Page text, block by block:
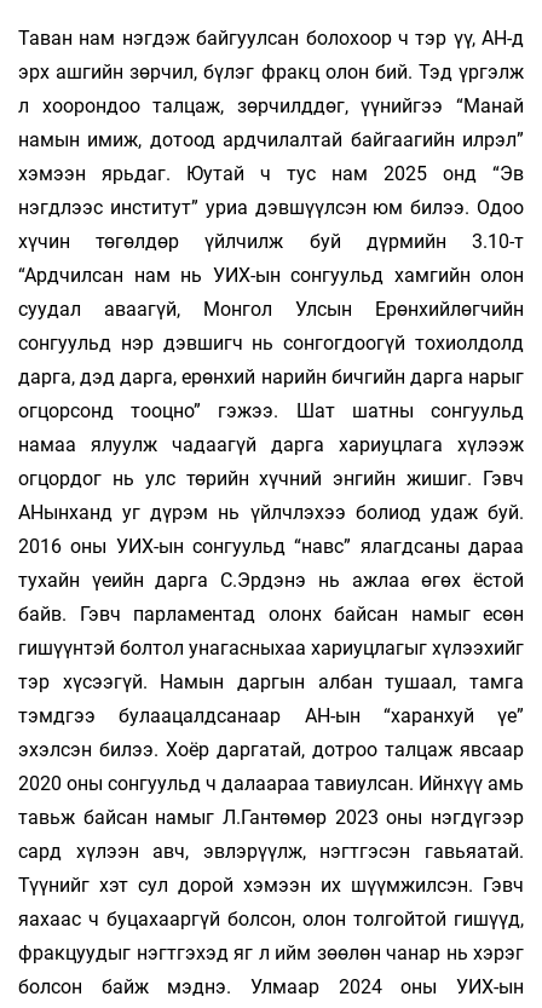
Таван нам нэгдэж байгуулсан болохоор ч тэр үү, АН-д
эрх ашгийн зөрчил, бүлэг фракц олон бий. Тэд үргэлж
л хоорондоо талцаж, зөрчилддөг, үүнийгээ “Манай
намын имиж, дотоод ардчилалтай байгаагийн илрэл”
хэмээн ярьдаг. Юутай ч тус нам 2025 онд “Эв
нэгдлээс институт” уриа дэвшүүлсэн юм билээ. Одоо
хүчин төгөлдөр үйлчилж буй дүрмийн 3.10-т
“Ардчилсан нам нь УИХ-ын сонгуульд хамгийн олон
суудал аваагүй, Монгол Улсын Ерөнхийлөгчийн
сонгуульд нэр дэвшигч нь сонгогдоогүй тохиолдолд
дарга, дэд дарга, ерөнхий нарийн бичгийн дарга нарыг
огцорсонд тооцно” гэжээ. Шат шатны сонгуульд
намаа ялуулж чадаагүй дарга хариуцлага хүлээж
огцордог нь улс төрийн хүчний энгийн жишиг. Гэвч
АНынханд уг дүрэм нь үйлчлэхээ болиод удаж буй.
2016 оны УИХ-ын сонгуульд “навс” ялагдсаны дараа
тухайн үеийн дарга С.Эрдэнэ нь ажлаа өгөх ёстой
байв. Гэвч парламентад олонх байсан намыг есөн
гишүүнтэй болтол унагасныхаа хариуцлагыг хүлээхийг
тэр хүсээгүй. Намын даргын албан тушаал, тамга
тэмдгээ булаацалдсанаар АН-ын “харанхуй үе”
эхэлсэн билээ. Хоёр даргатай, дотроо талцаж явсаар
2020 оны сонгуульд ч далаараа тавиулсан. Ийнхүү амь
тавьж байсан намыг Л.Гантөмөр 2023 оны нэгдүгээр
сард хүлээн авч, эвлэрүүлж, нэгтгэсэн гавьяатай.
Түүнийг хэт сул дорой хэмээн их шүүмжилсэн. Гэвч
яахаас ч буцахааргүй болсон, олон толгойтой гишүүд,
фракцуудыг нэгтгэхэд яг л ийм зөөлөн чанар нь хэрэг
болсон байж мэднэ. Улмаар 2024 оны УИХ-ын